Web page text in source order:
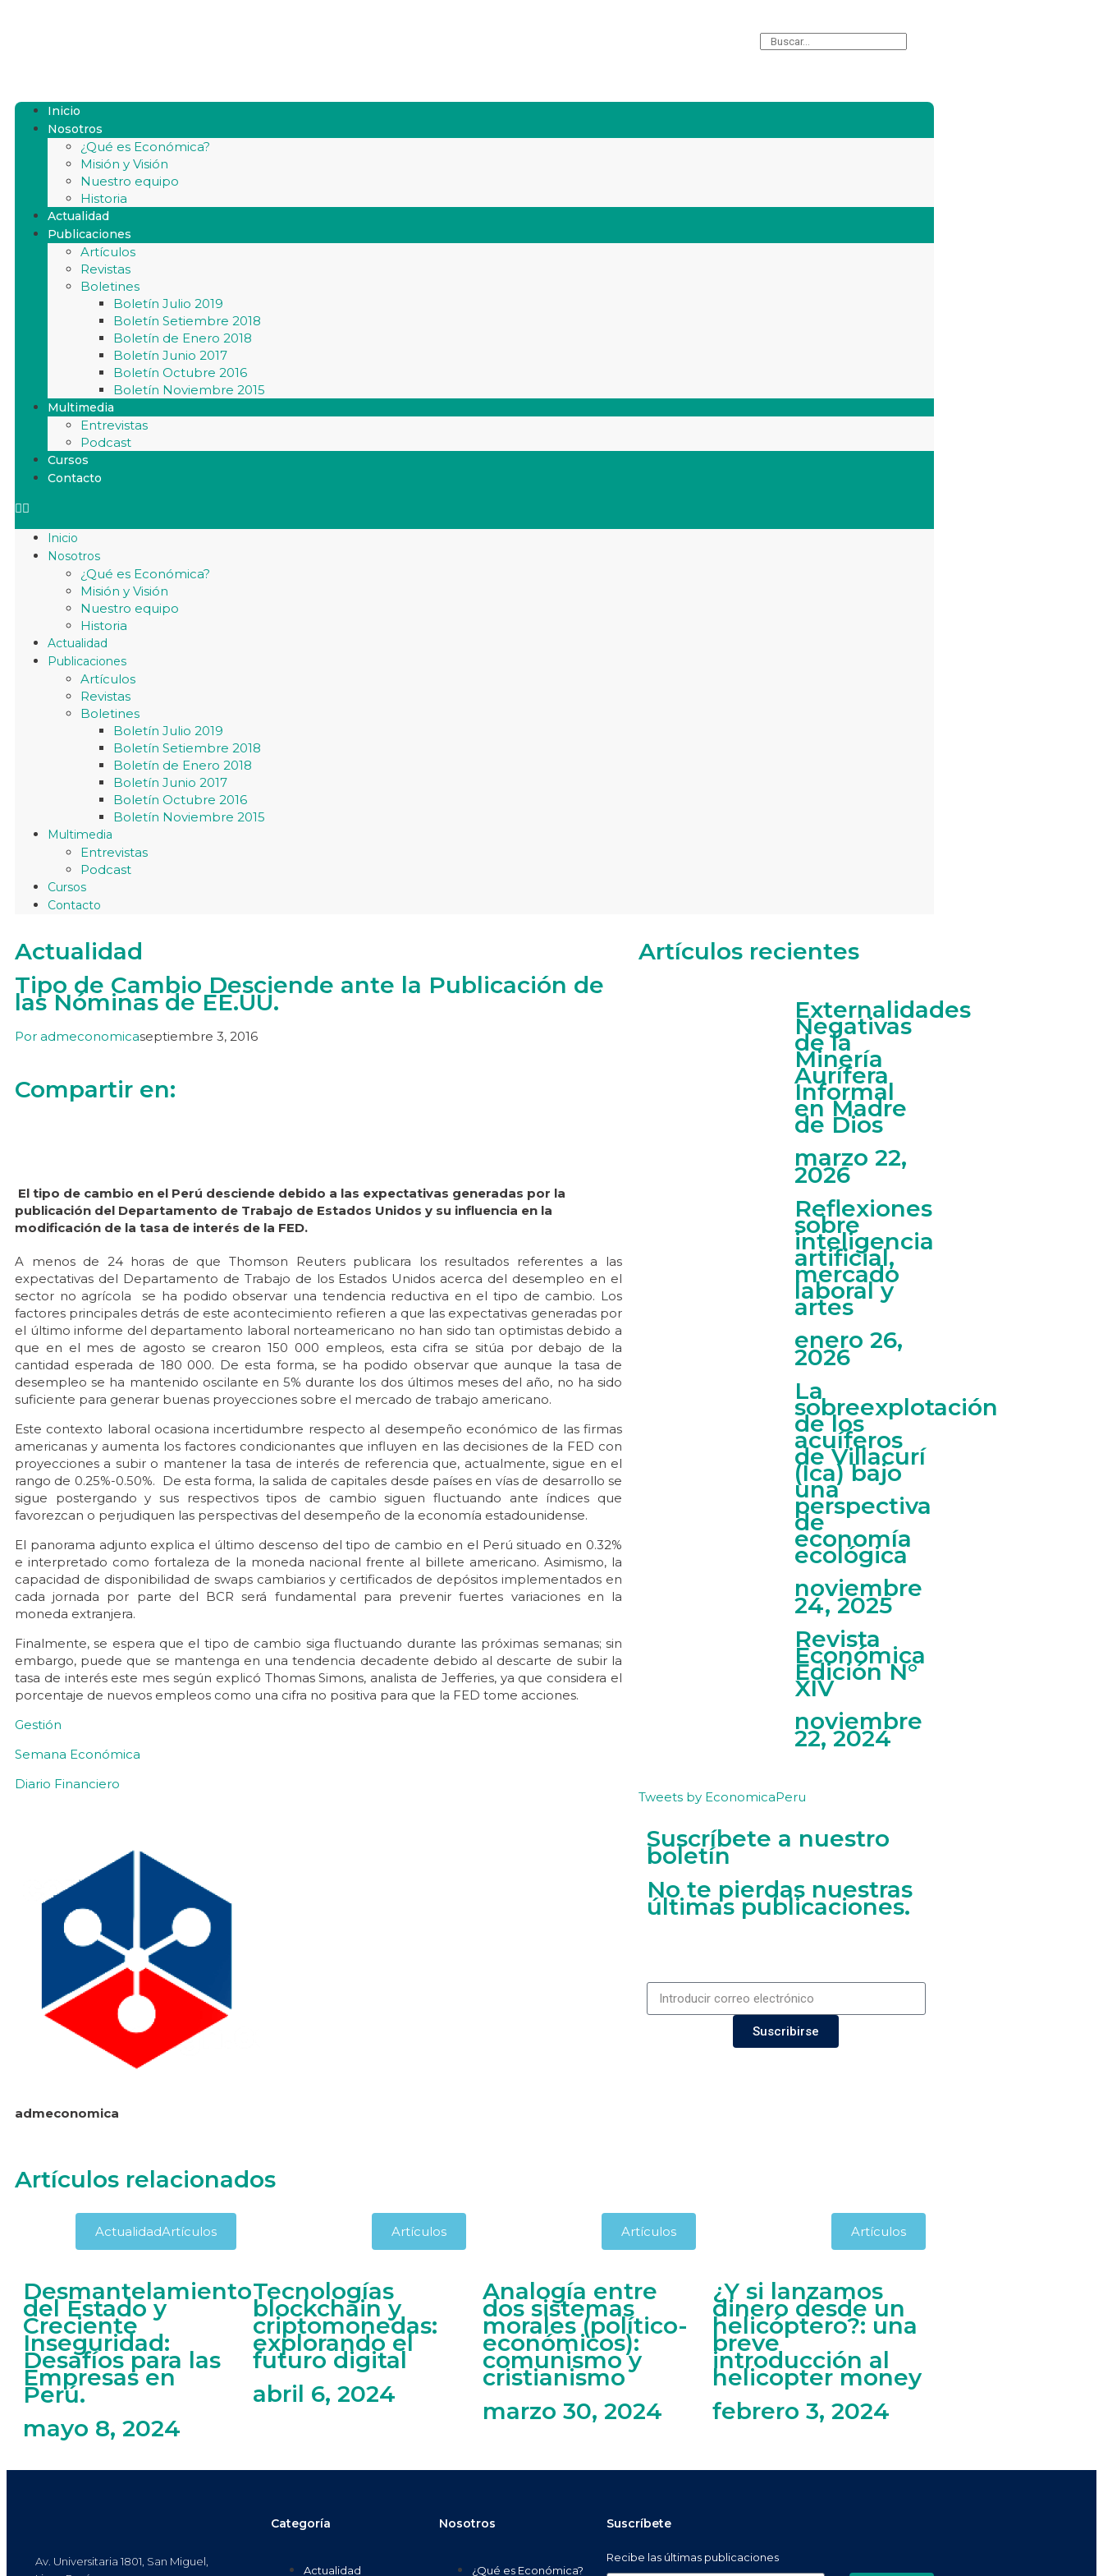
Inicio
Nosotros
¿Qué es Económica?
Misión y Visión
Nuestro equipo
Historia
Actualidad
Publicaciones
Artículos
Revistas
Boletines
Boletín Julio 2019
Boletín Setiembre 2018
Boletín de Enero 2018
Boletín Junio 2017
Boletín Octubre 2016
Boletín Noviembre 2015
Multimedia
Entrevistas
Podcast
Cursos
Contacto
Inicio
Nosotros
¿Qué es Económica?
Misión y Visión
Nuestro equipo
Historia
Actualidad
Publicaciones
Artículos
Revistas
Boletines
Boletín Julio 2019
Boletín Setiembre 2018
Boletín de Enero 2018
Boletín Junio 2017
Boletín Octubre 2016
Boletín Noviembre 2015
Multimedia
Entrevistas
Podcast
Cursos
Contacto
Actualidad
Tipo de Cambio Desciende ante la Publicación de
las Nóminas de EE.UU.
Por admeconomicaseptiembre 3, 2016
Compartir en:
El tipo de cambio en el Perú desciende debido a las expectativas generadas por la
publicación del Departamento de Trabajo de Estados Unidos y su influencia en la
modificación de la tasa de interés de la FED.
A menos de 24 horas de que Thomson Reuters publicara los resultados referentes a las
expectativas del Departamento de Trabajo de los Estados Unidos acerca del desempleo en el
sector no agrícola se ha podido observar una tendencia reductiva en el tipo de cambio. Los
factores principales detrás de este acontecimiento refieren a que las expectativas generadas por
el último informe del departamento laboral norteamericano no han sido tan optimistas debido a
que en el mes de agosto se crearon 150 000 empleos, esta cifra se sitúa por debajo de la
cantidad esperada de 180 000. De esta forma, se ha podido observar que aunque la tasa de
desempleo se ha mantenido oscilante en 5% durante los dos últimos meses del año, no ha sido
suficiente para generar buenas proyecciones sobre el mercado de trabajo americano.
Este contexto laboral ocasiona incertidumbre respecto al desempeño económico de las firmas
americanas y aumenta los factores condicionantes que influyen en las decisiones de la FED con
proyecciones a subir o mantener la tasa de interés de referencia que, actualmente, sigue en el
rango de 0.25%-0.50%. De esta forma, la salida de capitales desde países en vías de desarrollo se
sigue postergando y sus respectivos tipos de cambio siguen fluctuando ante índices que
favorezcan o perjudiquen las perspectivas del desempeño de la economía estadounidense.
El panorama adjunto explica el último descenso del tipo de cambio en el Perú situado en 0.32%
e interpretado como fortaleza de la moneda nacional frente al billete americano. Asimismo, la
capacidad de disponibilidad de swaps cambiarios y certificados de depósitos implementados en
cada jornada por parte del BCR será fundamental para prevenir fuertes variaciones en la
moneda extranjera.
Finalmente, se espera que el tipo de cambio siga fluctuando durante las próximas semanas; sin
embargo, puede que se mantenga en una tendencia decadente debido al descarte de subir la
tasa de interés este mes según explicó Thomas Simons, analista de Jefferies, ya que considera el
porcentaje de nuevos empleos como una cifra no positiva para que la FED tome acciones.
Gestión
Semana Económica
Diario Financiero
admeconomica
Artículos recientes
Externalidades
Negativas
de la
Minería
Aurífera
Informal
en Madre
de Dios
marzo 22,
2026
Reflexiones
sobre
inteligencia
artificial,
mercado
laboral y
artes
enero 26,
2026
La
sobreexplotación
de los
acuíferos
de Villacurí
(Ica) bajo
una
perspectiva
de
economía
ecológica
noviembre
24, 2025
Revista
Económica
Edición N°
XIV
noviembre
22, 2024
Tweets by EconomicaPeru
Suscríbete a nuestro
boletín
No te pierdas nuestras
últimas publicaciones.
Suscribirse
Artículos relacionados
ActualidadArtículos
Desmantelamiento
del Estado y
Creciente
Inseguridad:
Desafíos para las
Empresas en
Perú.
mayo 8, 2024
Artículos
Tecnologías
blockchain y
criptomonedas:
explorando el
futuro digital
abril 6, 2024
Artículos
Analogía entre
dos sistemas
morales (político-
económicos):
comunismo y
cristianismo
marzo 30, 2024
Artículos
¿Y si lanzamos
dinero desde un
helicóptero?: una
breve
introducción al
helicopter money
febrero 3, 2024
Av. Universitaria 1801, San Miguel,
Categoría
Actualidad
Nosotros
¿Qué es Económica?
Suscríbete
Recibe las últimas publicaciones